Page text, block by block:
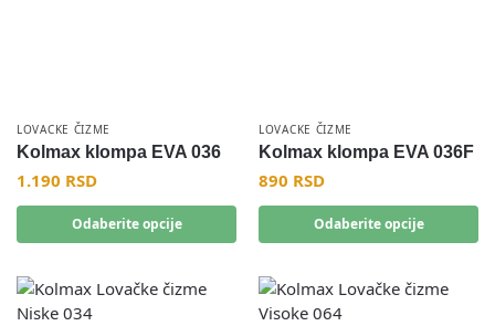
LOVACKE ČIZME
Kolmax klompa EVA 036
1.190 RSD
Odaberite opcije
LOVACKE ČIZME
Kolmax klompa EVA 036F
890 RSD
Odaberite opcije